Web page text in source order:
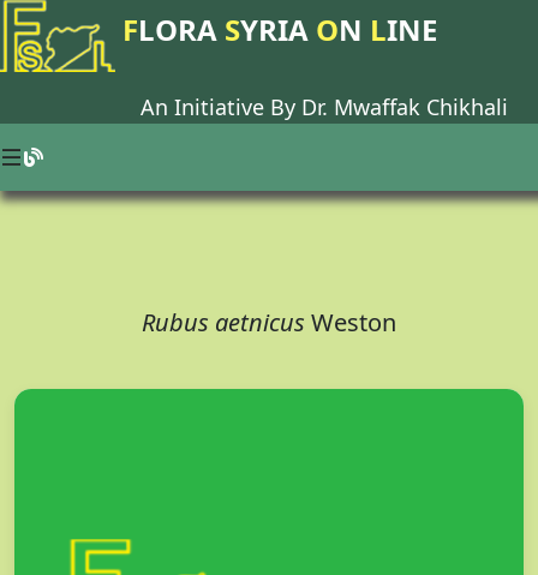
FLORA SYRIA ON LINE
An Initiative By Dr. Mwaffak Chikhali
Rubus aetnicus Weston